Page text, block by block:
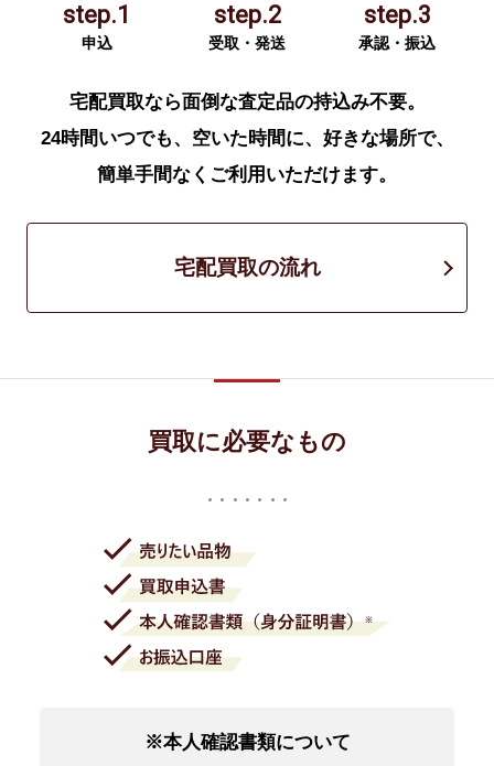
step.1
申込
step.2
受取・発送
step.3
承認・振込
宅配買取なら面倒な査定品の持込み不要。
24時間いつでも、空いた時間に、好きな場所で、
簡単手間なくご利用いただけます。
宅配買取の流れ
買取に必要なもの
※本人確認書類について